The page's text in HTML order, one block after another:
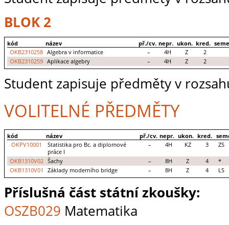
BLOK 2
kód název př./cv. nepr. ukon. kred.
OKB2310258 Algebra v informatice – 4H Z
2
OKB2310259 Aplikace algebry – 4H Z 2
Student zapisuje předměty v
VOLITELNÉ PŘEDMĚTY
kód název př./cv. nepr. ukon. kred.
OKPV10001
Statistika pro Bc. a diplomové
práce I
– 4H KZ 3 ZS
OKB1310V02 Šachy – 8H Z 4
*
OKB1310V01
Základy moderního bridge – 8H Z 4 LS
Příslušná část státní zkoušky:
OSZB029 Matematika